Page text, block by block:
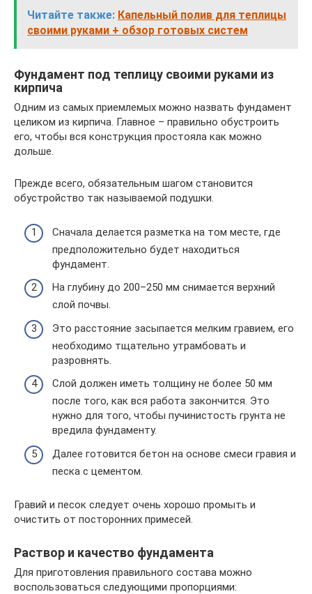
Читайте также: Капельный полив для теплицы
своими руками + обзор готовых систем
Фундамент под теплицу своими руками из
кирпича
Одним из самых приемлемых можно назвать фундамент
целиком из кирпича. Главное – правильно обустроить
его, чтобы вся конструкция простояла как можно
дольше.
Прежде всего, обязательным шагом становится
обустройство так называемой подушки.
Сначала делается разметка на том месте, где
предположительно будет находиться
фундамент.
На глубину до 200–250 мм снимается верхний
слой почвы.
Это расстояние засыпается мелким гравием, его
необходимо тщательно утрамбовать и
разровнять.
Слой должен иметь толщину не более 50 мм
после того, как вся работа закончится. Это
нужно для того, чтобы пучинистость грунта не
вредила фундаменту.
Далее готовится бетон на основе смеси гравия и
песка с цементом.
Гравий и песок следует очень хорошо промыть и
очистить от посторонних примесей.
Раствор и качество фундамента
Для приготовления правильного состава можно
воспользоваться следующими пропорциями: